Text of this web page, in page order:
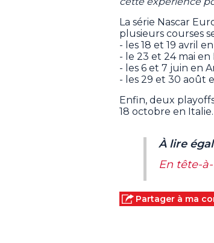
La série Nascar
plusieurs courses
- les 18 et 19 avril
- le 23 et 24 mai en
- les 6 et 7 juin en
- les 29 et 30 août
Enfin, deux
18 octobre en Italie.
À lire
En tête-
Partager à ma